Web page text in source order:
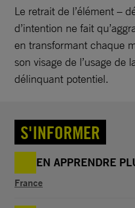
Le retrait de l’élément –
d’intention ne fait
en transformant chaque
son visage de l’usage de
délinquant potentiel.
S'INFORMER
EN APPRENDRE
France